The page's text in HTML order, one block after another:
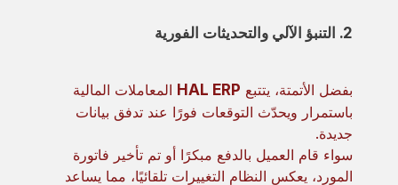
2. التنبؤ الآلي والتحديثات الفورية
بفضل الأتمتة، يتتبع HAL ERP المعاملات المالية
باستمرار ويحدّث التوقعات فورًا عند تدفق بيانات
جديدة.
سواء قام العميل بالدفع مبكرًا أو تم تأخير فاتورة
المورد، يعكس النظام التغييرات تلقائيًا، مما يساعد